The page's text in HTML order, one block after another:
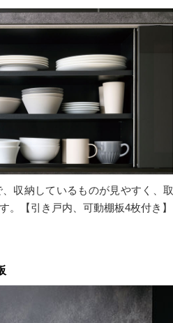
収納しているものが見やすく、取
。【引き戸内、可動棚板4枚付き】